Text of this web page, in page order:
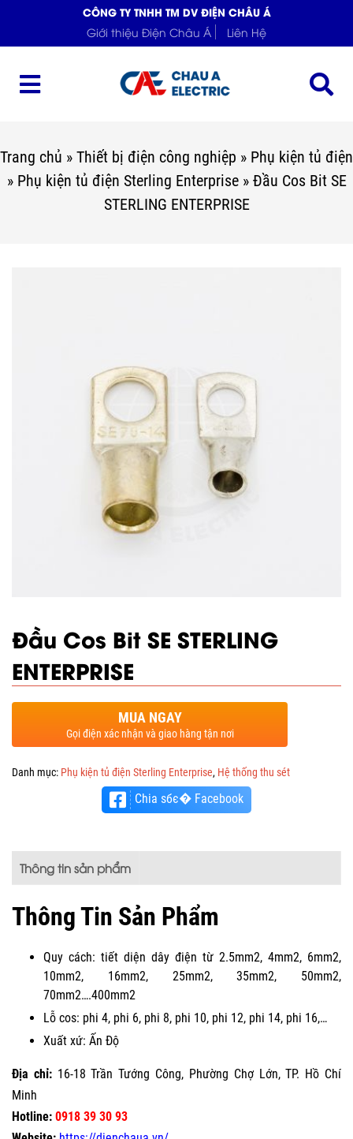
CÔNG TY TNHH TM DV ĐIỆN CHÂU Á
Giới thiệu Điện Châu Á
Liên Hệ
Trang chủ » Thiết bị điện công nghiệp » Phụ kiện tủ điện
» Phụ kiện tủ điện Sterling Enterprise» Đầu Cos Bit SE
STERLING ENTERPRISE
Đầu Cos Bit SE STERLING
ENTERPRISE
MUA NGAY
Gọi điện xác nhận và giao hàng tận nơi
Danh mục: Phụ kiện tủ điện Sterling Enterprise, Hệ thống thu sét
Chia sбє� Facebook
Thông tin sản phẩm
Thông Tin Sản Phẩm
Quy cách: tiết diện dây điện từ 2.5mm2, 4mm2, 6mm2,
10mm2, 16mm2, 25mm2, 35mm2, 50mm2,
70mm2….400mm2
Lỗ cos: phi 4, phi 6, phi 8, phi 10, phi 12, phi 14, phi 16,…
Xuất xứ: Ấn Độ
Địa chỉ:16-18 Trần Tướng Công, Phường Chợ Lớn, TP. Hồ Chí
Minh
Hotline: 0918 39 30 93